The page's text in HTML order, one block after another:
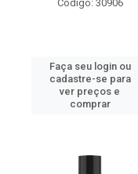
Código: 30906
Faça seu login ou
cadastre-se para
ver preços e
comprar